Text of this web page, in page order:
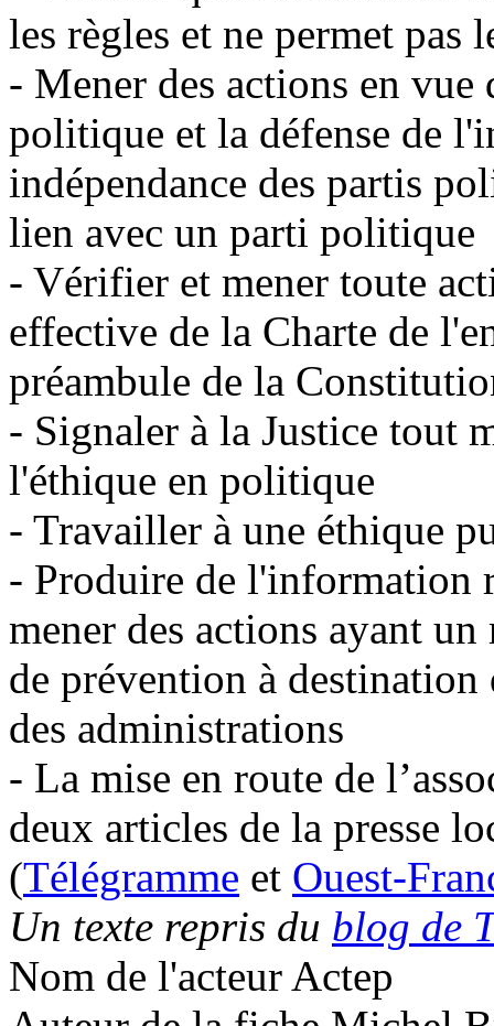
les règles et ne permet pas
- Mener des actions en
politique et la défense de
indépendance des partis
lien avec un parti politique
- Vérifier et mener toute
effective de la Charte de
préambule de la
- Signaler à la Justice tout
l'éthique en politique
- Travailler à une éthique
- Produire de l'information
mener des actions ayant
de prévention à destination
des administrations
- La mise en route de
deux articles de la presse
(Télégramme et Ouest-
Un texte repris du blog de
Nom de l'acteur Actep